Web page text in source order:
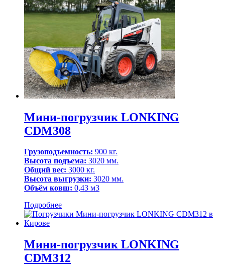
Мини-погрузчик LONKING
CDM308
Грузоподъемность: 900 кг.
Высота подъема: 3020 мм.
Общий вес: 3000 кг.
Высота выгрузки: 3020 мм.
Объём ковш: 0,43 м3
Подробнее
Мини-погрузчик LONKING
CDM312